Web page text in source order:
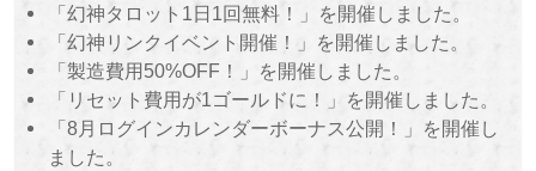
「幻神タロット1日1回無料！」を開催しました。
「幻神リンクイベント開催！」を開催しました。
「製造費用50%OFF！」を開催しました。
「リセット費用が1ゴールドに！」を開催しました。
「8月ログインカレンダーボーナス公開！」を開催し
ました。